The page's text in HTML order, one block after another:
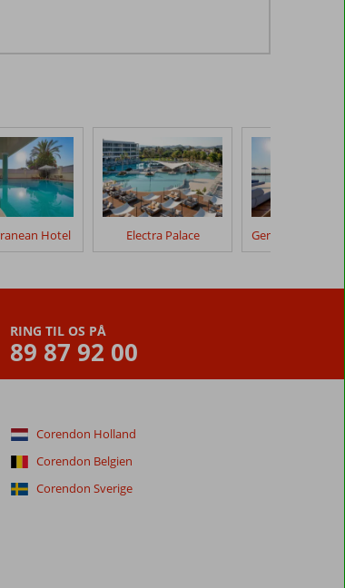
Hotel Electra Palace Gennadi Grand
RING TIL OS PÅ
89 87 92 00
Corendon Holland
Corendon Belgien
Corendon Sverige